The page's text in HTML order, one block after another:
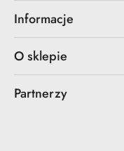
Informacje
O sklepie
Partnerzy